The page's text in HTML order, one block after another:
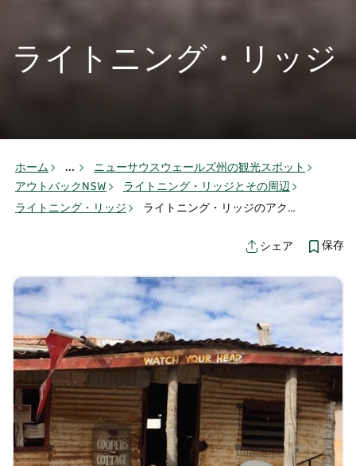
ライトニング・リッジ
ホーム ...
ニューサウスウェールズ州の観光スポット
アウトバックNSW
ライトニング・リッジとその周辺
ライトニング・リッジ
ライトニング・リッジのアクティビティ
シェア 保存